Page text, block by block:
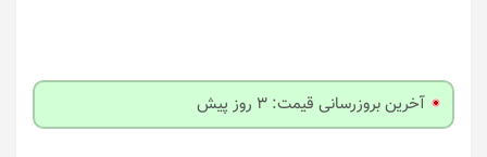
آخرین بروزرسانی قیمت: 3 روز پیش